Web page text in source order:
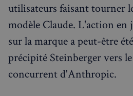
utilisateurs faisant tourner
modèle Claude. L'action
sur la marque a peut-être
précipité Steinberger vers
concurrent d'Anthropic.